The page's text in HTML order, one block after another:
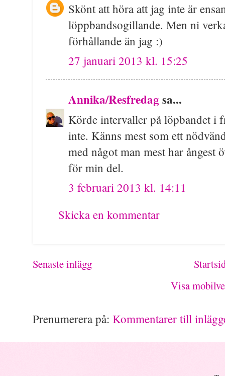
Skönt att höra att jag inte är
löppbandsogillande. Men ni
förhållande än jag :)
27 januari 2013 kl. 15:25
Annika/Resfredag sa...
Körde intervaller på löpbandet i
inte. Känns mest som ett
med något man mest har ångest
för min del.
3 februari 2013 kl. 14:11
Skicka en kommentar
Senaste inlägg
Visa
Prenumerera på: Kommentarer till